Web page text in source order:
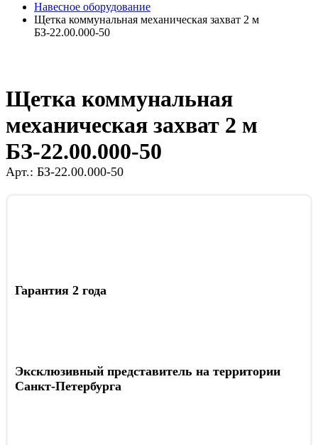
Навесное оборудование
Щетка коммунальная механическая захват 2 м
БЗ-22.00.000-50
Щетка коммунальная
механическая захват 2 м
БЗ-22.00.000-50
Арт.: БЗ-22.00.000-50
Гарантия 2 года
Эксклюзивный представитель на территории
Санкт-Петербурга